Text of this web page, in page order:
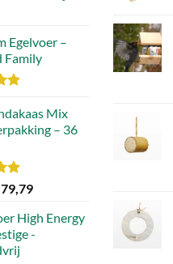
Egelvoer –
Family
Mix
– 36
Oorspronkelijke
was:
€106,49.
79,79Huidige
is:
€79,79.
High Energy
-